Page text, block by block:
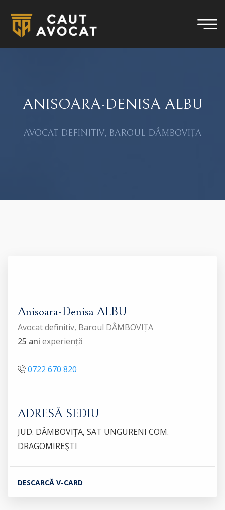
ANISOARA-DENISA ALBU
AVOCAT DEFINITIV, BAROUL DÂMBOVIȚA
Anisoara-Denisa ALBU
Avocat definitiv, Baroul DÂMBOVIȚA
25 ani experiență
0722 670 820
ADRESĂ SEDIU
JUD. DÂMBOVIŢA, SAT UNGURENI COM.
DRAGOMIREŞTI
DESCARCĂ V-CARD